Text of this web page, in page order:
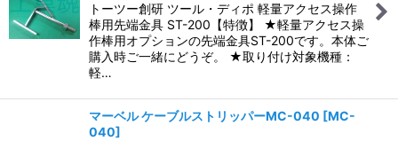
トーツー創研 ツール・ディポ 軽量アクセス操作
棒用先端金具 ST-200【特徴】 ★軽量アクセス操
作棒用オプションの先端金具ST-200です。本体ご
購入時ご一緒にどうぞ。 ★取り付け対象機種：
軽…
マーベル ケーブルストリッパーMC-040 [MC-
040]